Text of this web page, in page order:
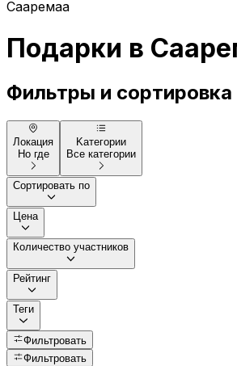
Сааремаа
Подарки в
Фильтры и сортировка
Локация
Но где
Kатегории
Все категории
Сортировать по
Цена
Количество участников
Рейтинг
Теги
Фильтровать
Фильтровать